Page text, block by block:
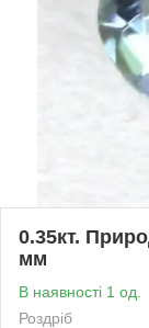
0.35кт.
мм
В наявності 1 од.
Роздріб